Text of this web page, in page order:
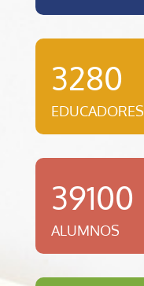
3280
EDUCADORES
39100
ALUMNOS